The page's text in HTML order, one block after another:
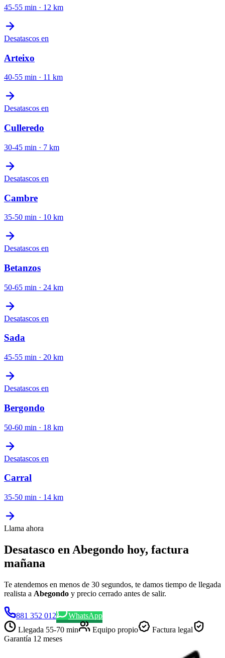
45-55 min · 12 km
Desatascos en
Arteixo
40-55 min · 11 km
Desatascos en
Culleredo
30-45 min · 7 km
Desatascos en
Cambre
35-50 min · 10 km
Desatascos en
Betanzos
50-65 min · 24 km
Desatascos en
Sada
45-55 min · 20 km
Desatascos en
Bergondo
50-60 min · 18 km
Desatascos en
Carral
35-50 min · 14 km
Llama ahora
Desatasco en Abegondo hoy, factura
mañana
Te atendemos en menos de 30 segundos, te damos tiempo de llegada
realista a Abegondo y precio cerrado antes de salir.
881 352 012
WhatsApp
Llegada 55-70 min Equipo propio
Factura legal
Garantía 12 meses